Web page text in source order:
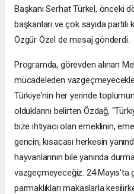
Başkanı Serhat Türkel, önceki
başkanları ve çok sayıda partili
Özgür Özel de mesaj gönderdi.
Programda, görevden alınan
mücadeleden
Türkiye'nin her yerinde
olduklarını belirten Özdağ,
bize ihtiyacı olan emeklinin,
gencin, kısacası herkesin
hayvanlarının bile yanında
vazgeçmeyeceğiz. 24
parmaklıkları makaslarla